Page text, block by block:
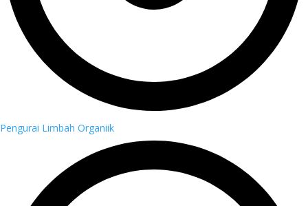
Pengurai Limbah Organiik